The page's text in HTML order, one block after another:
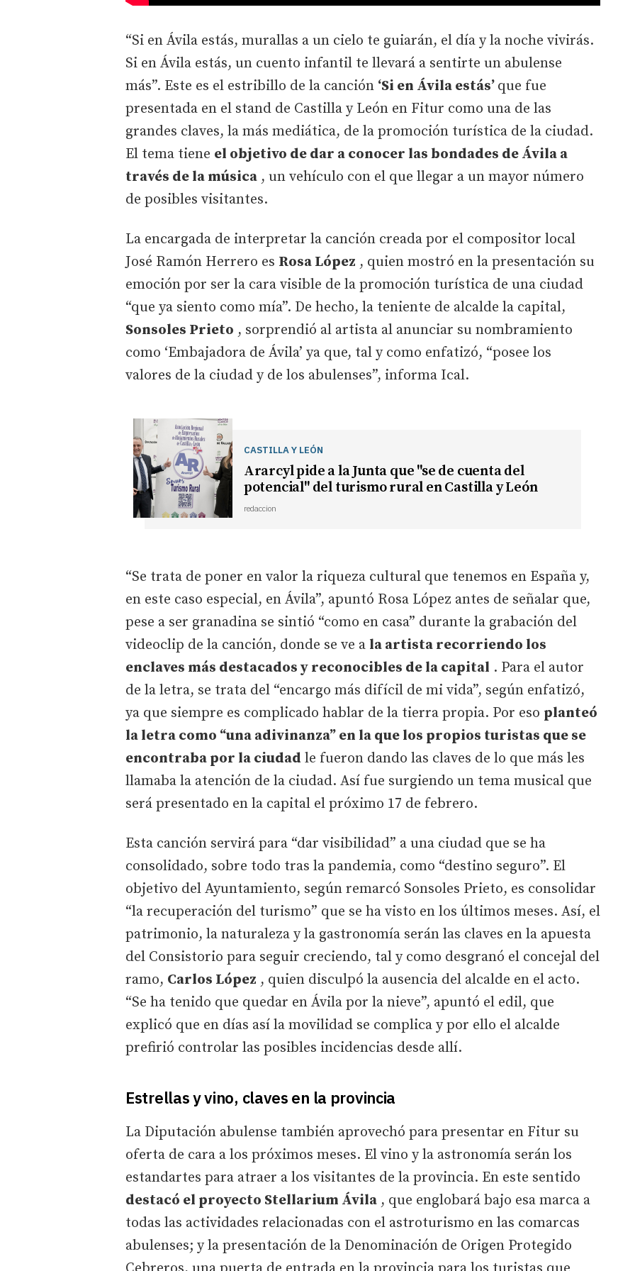
“Si en Ávila estás, murallas a un cielo te guiarán, el día y la noche vivirás.
Si en Ávila estás, un cuento infantil te llevará a sentirte un abulense
más”. Este es el estribillo de la canción ‘Si en Ávila estás’ que fue
presentada en el stand de Castilla y León en Fitur como una de las
grandes claves, la más mediática, de la promoción turística de la ciudad.
El tema tiene el objetivo de dar a conocer las bondades de Ávila a
través de la música , un vehículo con el que llegar a un mayor número
de posibles visitantes.
La encargada de interpretar la canción creada por el compositor local
José Ramón Herrero es Rosa López , quien mostró en la presentación su
emoción por ser la cara visible de la promoción turística de una ciudad
“que ya siento como mía”. De hecho, la teniente de alcalde la capital,
Sonsoles Prieto , sorprendió al artista al anunciar su nombramiento
como ‘Embajadora de Ávila’ ya que, tal y como enfatizó, “posee los
valores de la ciudad y de los abulenses”, informa Ical.
CASTILLA Y LEÓN
Ararcyl pide a la Junta que "se de cuenta del
potencial" del turismo rural en Castilla y León
redaccion
“Se trata de poner en valor la riqueza cultural que tenemos en España y,
en este caso especial, en Ávila”, apuntó Rosa López antes de señalar que,
pese a ser granadina se sintió “como en casa” durante la grabación del
videoclip de la canción, donde se ve a la artista recorriendo los
enclaves más destacados y reconocibles de la capital . Para el autor
de la letra, se trata del “encargo más difícil de mi vida”, según enfatizó,
ya que siempre es complicado hablar de la tierra propia. Por eso planteó
la letra como “una adivinanza” en la que los propios turistas que se
encontraba por la ciudad le fueron dando las claves de lo que más les
llamaba la atención de la ciudad. Así fue surgiendo un tema musical que
será presentado en la capital el próximo 17 de febrero.
Esta canción servirá para “dar visibilidad” a una ciudad que se ha
consolidado, sobre todo tras la pandemia, como “destino seguro”. El
objetivo del Ayuntamiento, según remarcó Sonsoles Prieto, es consolidar
“la recuperación del turismo” que se ha visto en los últimos meses. Así, el
patrimonio, la naturaleza y la gastronomía serán las claves en la apuesta
del Consistorio para seguir creciendo, tal y como desgranó el concejal del
ramo, Carlos López , quien disculpó la ausencia del alcalde en el acto.
“Se ha tenido que quedar en Ávila por la nieve”, apuntó el edil, que
explicó que en días así la movilidad se complica y por ello el alcalde
prefirió controlar las posibles incidencias desde allí.
Estrellas y vino, claves en la provincia
La Diputación abulense también aprovechó para presentar en Fitur su
oferta de cara a los próximos meses. El vino y la astronomía serán los
estandartes para atraer a los visitantes de la provincia. En este sentido
destacó el proyecto Stellarium Ávila , que englobará bajo esa marca a
todas las actividades relacionadas con el astroturismo en las comarcas
abulenses; y la presentación de la Denominación de Origen Protegido